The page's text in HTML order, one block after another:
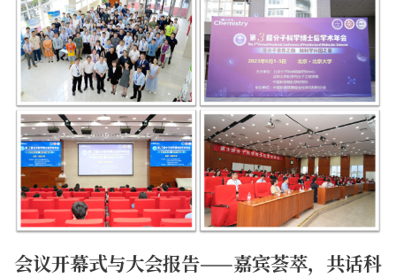
会议开幕式与大会报告——嘉宾荟萃， 共话科